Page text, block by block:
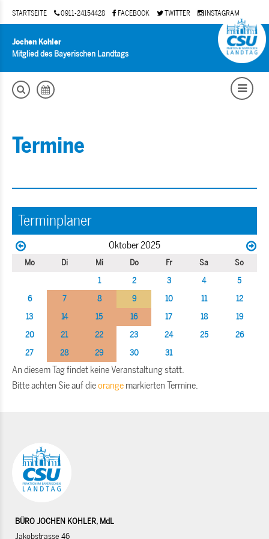
STARTSEITE 0911-24154428 FACEBOOK TWITTER INSTAGRAM
Jochen Kohler
Mitglied des Bayerischen Landtags
Termine
Terminplaner
Oktober 2025
Mo Di Mi Do Fr Sa
So
1
2 3 4
5
6
7 8 9 10 11
12
13
14 15 16 17 18
19
20
21 22 23 24 25
26
27
28 29 30 31
An diesem Tag findet keine Veranstaltung statt.
Bitte achten Sie auf dieorange markierten Termine.
BÜRO JOCHEN KOHLER, MdL
Jakobstrasse 46